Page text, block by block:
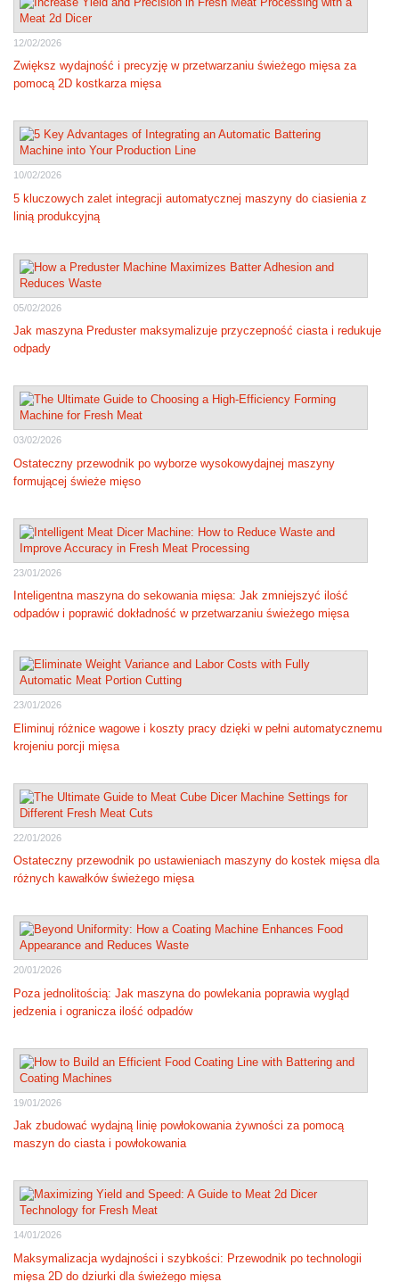
12/02/2026
Zwiększ wydajność i precyzję w przetwarzaniu świeżego mięsa za
pomocą 2D kostkarza mięsa
10/02/2026
5 kluczowych zalet integracji automatycznej maszyny do ciasienia z
linią produkcyjną
05/02/2026
Jak maszyna Preduster maksymalizuje przyczepność ciasta i redukuje
odpady
03/02/2026
Ostateczny przewodnik po wyborze wysokowydajnej maszyny
formującej świeże mięso
23/01/2026
Inteligentna maszyna do sekowania mięsa: Jak zmniejszyć ilość
odpadów i poprawić dokładność w przetwarzaniu świeżego mięsa
23/01/2026
Eliminuj różnice wagowe i koszty pracy dzięki w pełni automatycznemu
krojeniu porcji mięsa
22/01/2026
Ostateczny przewodnik po ustawieniach maszyny do kostek mięsa dla
różnych kawałków świeżego mięsa
20/01/2026
Poza jednolitością: Jak maszyna do powlekania poprawia wygląd
jedzenia i ogranicza ilość odpadów
19/01/2026
Jak zbudować wydajną linię powłokowania żywności za pomocą
maszyn do ciasta i powłokowania
14/01/2026
Maksymalizacja wydajności i szybkości: Przewodnik po technologii
mięsa 2D do dziurki dla świeżego mięsa